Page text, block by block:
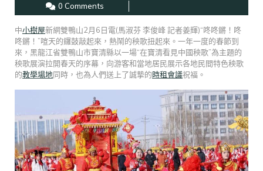
0 Comments
中小樹屋新網雙鴨山2月6日電(馬淑芬 李俊峰 記者姜輝)“咚咚鏘！咚
咚鏘！”喧天的鑼鼓敲起來，熱鬧的秧歌扭起來。一年一度的春節到
來，黑龍江省雙鴨山市寶清縣以一場“在寶清看見中國秧歌”為主題的
秧歌展演拉開春天的序幕，向游客和當地居民展示各地民間特色秧歌
的教學場地同時，也為人們送上了誠摯的時租會議祝福。